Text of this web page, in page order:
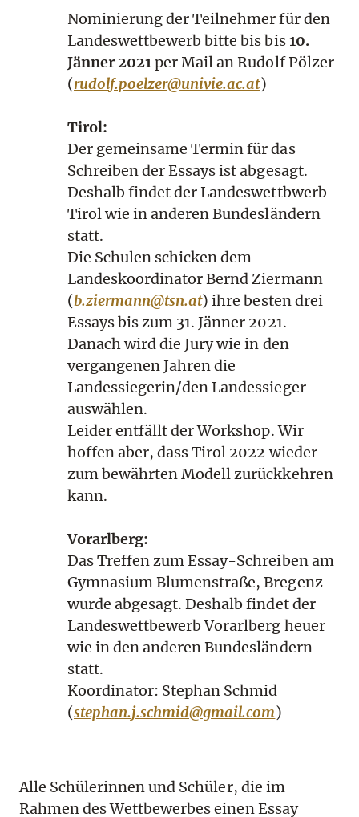
Nominierung der Teilnehmer für den
Landeswettbewerb bitte bis bis10.
Jänner 2021per Mail an Rudolf Pölzer
(rudolf.poelzer@univie.ac.at)
Tirol:
Der gemeinsame Termin für das
Schreiben der Essays ist abgesagt.
Deshalb findet der Landeswettbwerb
Tirol wie in anderen Bundesländern
statt.
Die Schulen schicken dem
Landeskoordinator Bernd Ziermann
(b.ziermann@tsn.at) ihre besten drei
Essays bis zum 31. Jänner 2021.
Danach wird die Jury wie in den
vergangenen Jahren die
Landessiegerin/den Landessieger
auswählen.
Leider entfällt der Workshop. Wir
hoffen aber, dass Tirol 2022 wieder
zum bewährten Modell zurückkehren
kann.
Vorarlberg:
Das Treffen zum Essay-Schreiben am
Gymnasium Blumenstraße, Bregenz
wurde abgesagt. Deshalb findet der
Landeswettbewerb Vorarlberg heuer
wie in den anderen Bundesländern
statt.
Koordinator: Stephan Schmid
(stephan.j.schmid@gmail.com)
Alle Schülerinnen und Schüler, die im
Rahmen des Wettbewerbes einen Essay